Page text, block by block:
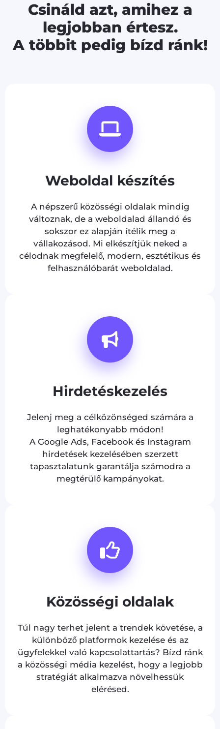
Csináld azt, amihez a
legjobban értesz.
A többit pedig bízd ránk!
Weboldal készítés
A népszerű közösségi oldalak mindig
változnak, de a weboldalad állandó és
sokszor ez alapján ítélik meg a
vállakozásod. Mi elkészítjük neked a
célodnak megfelelő, modern, esztétikus és
felhasználóbarát weboldalad.
Hirdetéskezelés
Jelenj meg a célközönséged számára a
leghatékonyabb módon!
A Google Ads, Facebook és Instagram
hirdetések kezelésében szerzett
tapasztalatunk garantálja számodra a
megtérülő kampányokat.
Közösségi oldalak
Túl nagy terhet jelent a trendek követése, a
különböző platformok kezelése és az
ügyfelekkel való kapcsolattartás? Bízd ránk
a közösségi média kezelést, hogy a legjobb
stratégiát alkalmazva növelhessük
elérésed.